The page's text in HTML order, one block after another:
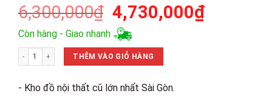
6,300,000₫ Giá
gốc
là:
6,300,000₫.
4,730,000₫Giá
Còn hàng - Giao nhanh
Tủ Quần Áo MDF 2 Cánh Kèm Kệ Mới 99% (Nhiều Size) số lượng
THÊM VÀO GIỎ HÀNG
- Kho đồ nội thất cũ lớn nhất Sài Gòn.